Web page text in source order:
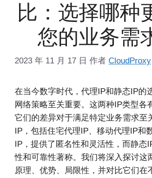
比：选择哪种
您的业务需
2023 年 11 月 17 日 作者 CloudProxy
在当今数字时代，代理IP和静态IP的
网络策略至关重要。这两种IP类型各
它们的差异对于满足特定业务需求至
IP，包括住宅代理IP、移动代理IP和
IP，提供了匿名性和灵活性，而静态
性和可靠性著称。我们将深入探讨这
原理、优势、局限性，并对比它们在